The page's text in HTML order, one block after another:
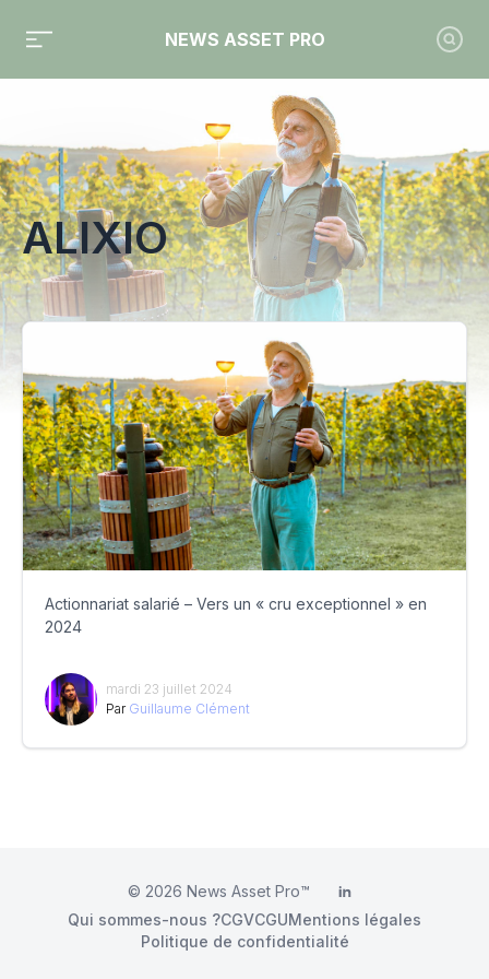
NEWS ASSET PRO
Toute l'actualité sur le tag "Alixio"
ALIXIO
Actionnariat salarié – Vers un « cru exceptionnel » en
2024
mardi 23 juillet 2024
Par Guillaume Clément
© 2026 News Asset Pro™ LinkedIn
Qui sommes-nous ?CGVCGUMentions légales
Politique de confidentialité